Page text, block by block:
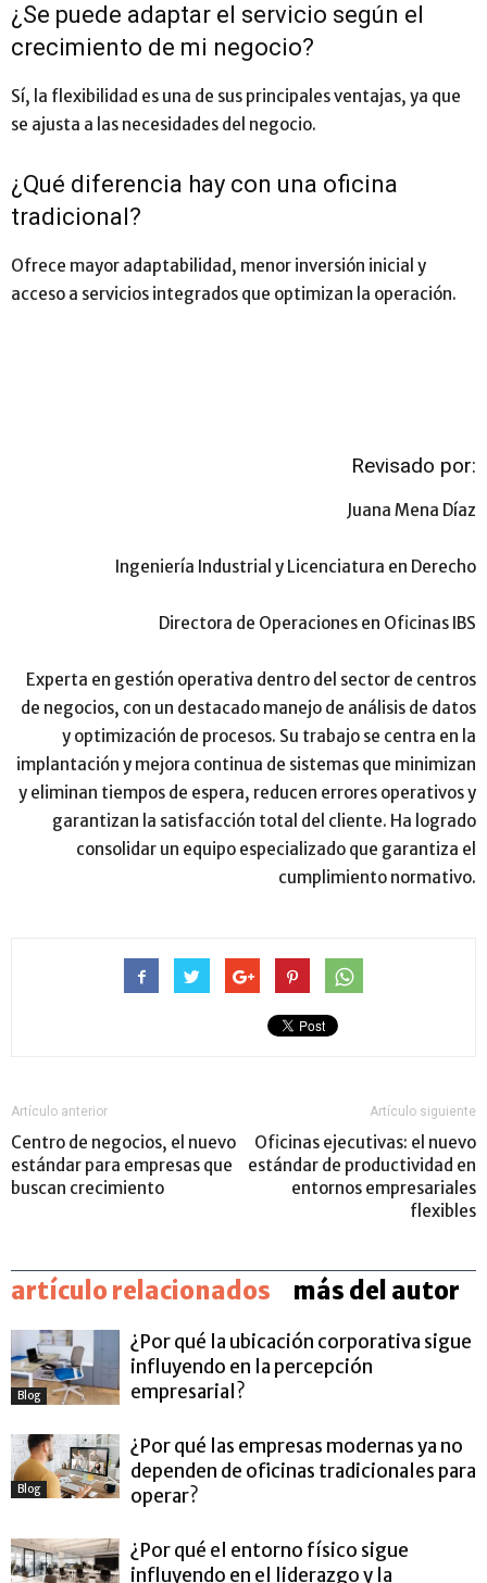
¿Se puede adaptar el servicio según el
crecimiento de mi negocio?
Sí, la flexibilidad es una de sus principales ventajas, ya que
se ajusta a las necesidades del negocio.
¿Qué diferencia hay con una oficina
tradicional?
Ofrece mayor adaptabilidad, menor inversión inicial y
acceso a servicios integrados que optimizan la operación.
Revisado por:
Juana Mena Díaz
Ingeniería Industrial y Licenciatura en Derecho
Directora de Operaciones en Oficinas IBS
Experta en gestión operativa dentro del sector de centros
de negocios, con un destacado manejo de análisis de datos
y optimización de procesos. Su trabajo se centra en la
implantación y mejora continua de sistemas que minimizan
y eliminan tiempos de espera, reducen errores operativos y
garantizan la satisfacción total del cliente. Ha logrado
consolidar un equipo especializado que garantiza el
cumplimiento normativo.
Artículo anterior
Centro de negocios, el nuevo
estándar para empresas que
buscan crecimiento
Artículo siguiente
Oficinas ejecutivas: el nuevo
estándar de productividad en
entornos empresariales
flexibles
artículo relacionados más del autor
Blog
¿Por qué la ubicación corporativa sigue
influyendo en la percepción
empresarial?
Blog
¿Por qué las empresas modernas ya no
dependen de oficinas tradicionales para
operar?
¿Por qué el entorno físico sigue
influyendo en el liderazgo y la